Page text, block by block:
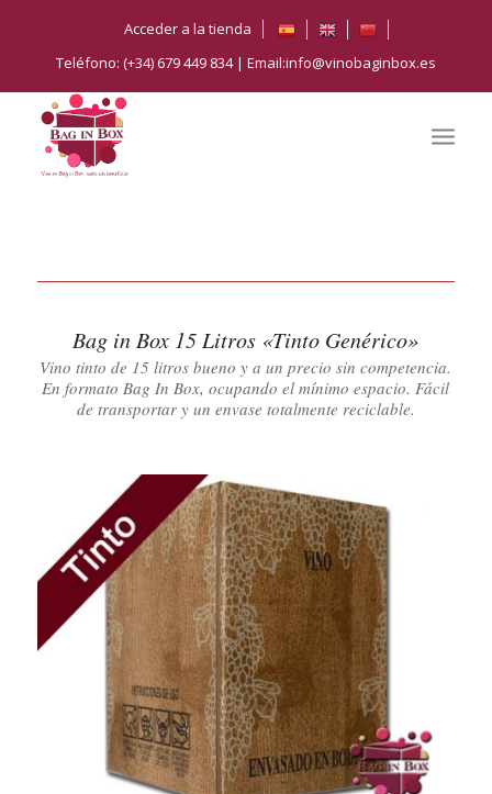
Acceder a la tienda
Teléfono: (+34) 679 449 834 | Email:info@vinobaginbox.es
Bag in Box 15 Litros «Tinto Genérico»
Vino tinto de 15 litros bueno y a un precio sin competencia.
En formato Bag In Box, ocupando el mínimo espacio. Fácil
de transportar y un envase totalmente reciclable.